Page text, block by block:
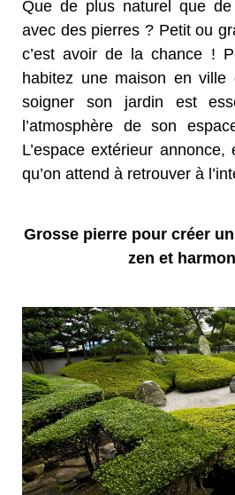
Que de plus naturel que
avec des pierres ? Petit ou
c’est avoir de la chance !
habitez une maison en ville
soigner son jardin est
l’atmosphère de son
L’espace extérieur annonce,
qu’on attend à retrouver à
Grosse pierre pour créer
zen et